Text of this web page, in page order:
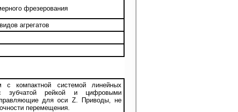
фрезерования
агрегатов
компактной системой линейных
зубчатой рейкой и цифровыми
для оси Z. Приводы, не
перемещения.